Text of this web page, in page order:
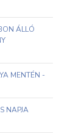
ÁLLÓ
MENTÉN -
NAPJA